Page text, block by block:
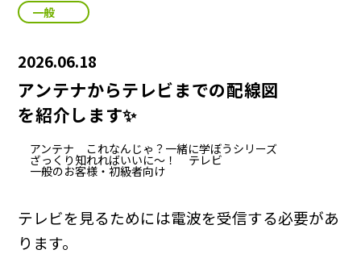
一般
2026.06.18
アンテナからテレビまでの配線図
を紹介します✨
アンテナ これなんじゃ？一緒に学ぼうシリーズ
ざっくり知れればいいに～！ テレビ
一般のお客様・初級者向け
テレビを見るためには電波を受信する必要があ
ります。